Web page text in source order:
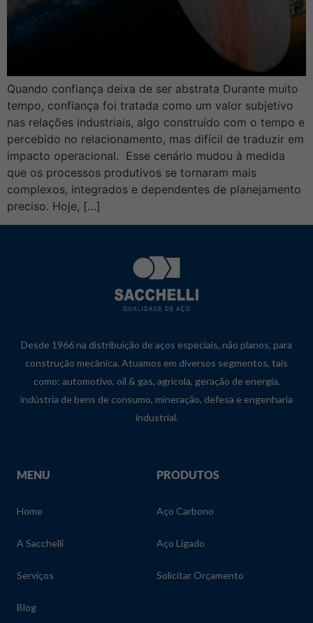
Quando confiança deixa de ser abstrata Durante muito
tempo, confiança foi tratada como um valor subjetivo
nas relações industriais, algo construído com o tempo e
percebido no relacionamento, mas difícil de traduzir em
impacto operacional. Esse cenário mudou à medida
que os processos produtivos se tornaram mais
complexos, integrados e dependentes de planejamento
preciso. Hoje, […]
Desde 1966 na distribuição de aços especiais, não planos, para
construção mecânica. Atuamos em diversos segmentos, tais
como: automotivo, oil & gas, agrícola, geração de energia,
indústria de bens de consumo, mineração, defesa e engenharia
industrial.
MENU
Home
A Sacchelli
Serviços
Blog
PRODUTOS
Aço Carbono
Aço Ligado
Solicitar Orçamento